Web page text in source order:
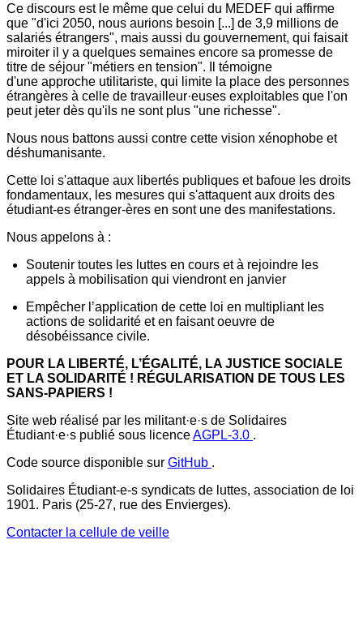
Ce discours est le même que celui du MEDEF qui affirme
que "d'ici 2050, nous aurions besoin [...] de 3,9 millions de
salariés étrangers", mais aussi du gouvernement, qui faisait
miroiter il y a quelques semaines encore sa promesse de
titre de séjour "métiers en tension". Il témoigne
d'une approche utilitariste, qui limite la place des personnes
étrangères à celle de travailleur·euses exploitables que l'on
peut jeter dès qu'ils ne sont plus "une richesse".
Nous nous battons aussi contre cette vision xénophobe et
déshumanisante.
Cette loi s'attaque aux libertés publiques et bafoue les droits
fondamentaux, les mesures qui s'attaquent aux droits des
étudiant-es étranger-ères en sont une des manifestations.
Nous appelons à :
Soutenir toutes les luttes en cours et à rejoindre les
appels à mobilisation qui viendront en janvier
Empêcher l’application de cette loi en multipliant les
actions de solidarité et en faisant oeuvre de
désobéissance civile.
POUR LA LIBERTÉ, L’ÉGALITÉ, LA JUSTICE SOCIALE
ET LA SOLIDARITÉ ! RÉGULARISATION DE TOUS LES
SANS-PAPIERS !
Site web réalisé par les militant·e·s de Solidaires
Étudiant·e·s publié sous licenceAGPL-3.0 .
Code source disponible sur GitHub .
Solidaires Étudiant-e-s syndicats de luttes, association de loi
1901. Paris (25-27, rue des Envierges).
Contacter la cellule de veille